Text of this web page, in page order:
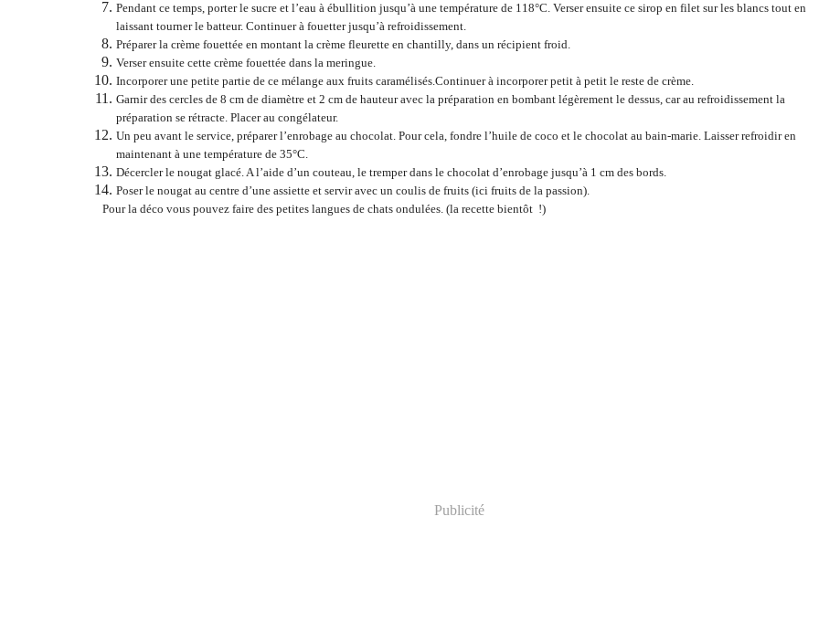
Pendant ce temps, porter le sucre et l’eau à ébullition jusqu’à une température de 118°C. Verser ensuite ce sirop en filet sur les blancs tout en
laissant tourner le batteur. Continuer à fouetter jusqu’à refroidissement.
Préparer la crème fouettée en montant la crème fleurette en chantilly, dans un récipient froid.
Verser ensuite cette crème fouettée dans la meringue.
Incorporer une petite partie de ce mélange aux fruits caramélisés.Continuer à incorporer petit à petit le reste de crème.
Garnir des cercles de 8 cm de diamètre et 2 cm de hauteur avec la préparation en bombant légèrement le dessus, car au refroidissement la
préparation se rétracte. Placer au congélateur.
Un peu avant le service, préparer l’enrobage au chocolat. Pour cela, fondre l’huile de coco et le chocolat au bain-marie. Laisser refroidir en
maintenant à une température de 35°C.
Décercler le nougat glacé. A l’aide d’un couteau, le tremper dans le chocolat d’enrobage jusqu’à 1 cm des bords.
Poser le nougat au centre d’une assiette et servir avec un coulis de fruits (ici fruits de la passion).
Pour la déco vous pouvez faire des petites langues de chats ondulées. (la recette bientôt !)
Publicité